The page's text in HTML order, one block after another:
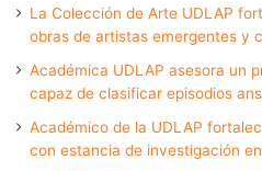
La Colección de Arte UDLAP
obras de artistas emergentes y
Académica UDLAP asesora un
capaz de clasificar episodios
Académico de la UDLAP
con estancia de investigación